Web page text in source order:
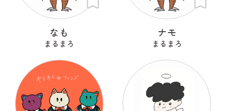
なも
まるまろ
ナモ
まるまろ